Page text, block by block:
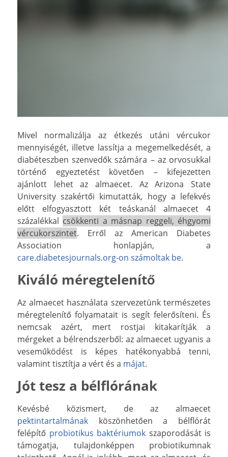
Mivel normalizálja az étkezés utáni vércukor
mennyiségét, illetve lassítja a megemelkedését, a
diabéteszben szenvedők számára – az orvosukkal
történő egyeztetést követően – kifejezetten
ajánlott lehet az almaecet. Az Arizona State
University szakértői kimutatták, hogy a lefekvés
előtt elfogyasztott két teáskanál almaecet 4
százalékkal csökkenti a másnap reggeli, éhgyomi
vércukorszintet. Erről az American Diabetes
Association honlapján, a
care.diabetesjournals.org-on számoltak be.
Kiváló méregtelenítő
Az almaecet használata szervezetünk természetes
méregtelenítő folyamatait is segít felerősíteni. És
nemcsak azért, mert rostjai kitakarítják a
mérgeket a bélrendszerből: az almaecet ugyanis a
veseműködést is képes hatékonyabbá tenni,
valamint tisztítja a vért és a májat.
Jót tesz a bélflórának
Kevésbé közismert, de az almaecet
pektintartalmának köszönhetően a bélflórát
felépítő probiotikus baktériumok szaporodását is
támogatja, tulajdonképpen probiotikumnak